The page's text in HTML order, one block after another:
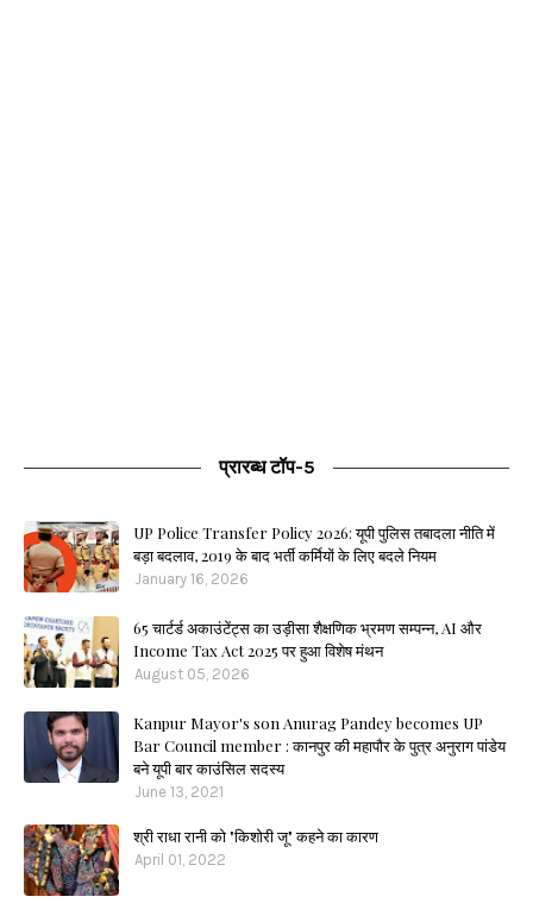
प्रारब्ध टॉप-5
UP Police Transfer Policy 2026: यूपी पुलिस तबादला नीति में
बड़ा बदलाव, 2019 के बाद भर्ती कर्मियों के लिए बदले नियम
January 16, 2026
65 चार्टर्ड अकाउंटेंट्स का उड़ीसा शैक्षणिक भ्रमण सम्पन्न, AI और
Income Tax Act 2025 पर हुआ विशेष मंथन
August 05, 2026
Kanpur Mayor's son Anurag Pandey becomes UP
Bar Council member : कानपुर की महापौर के पुत्र अनुराग पांडेय
बने यूपी बार काउंसिल सदस्य
June 13, 2021
श्री राधा रानी को "किशोरी जू" कहने का कारण
April 01, 2022